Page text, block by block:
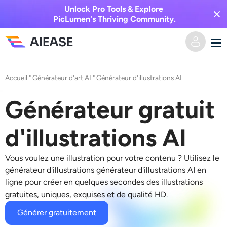
Unlock Pro Tools & Explore
PicLumen's Thriving Community.
De l’image à la vidéo
Effets vidéo
Générateur de baisers IA
Effets vidéo
Image IA
Image vers image
Texte en image
Outils d’IA
Éditeur et créateur de photos
Prisée
Accueil "Générateur d'art AI "Générateur d'illustrations AI
Générateur gratuit
d'illustrations AI
Vous voulez une illustration pour votre contenu ? Utilisez le
générateur d'illustrations générateur d'illustrations AI en
ligne pour créer en quelques secondes des illustrations
gratuites, uniques, exquises et de qualité HD.
Générer gratuitement